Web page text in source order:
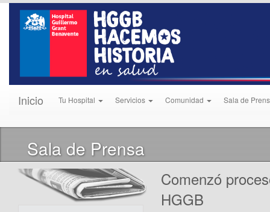
Inicio Tu Hospital Servicios Comunidad Sala de
Sala de Prensa
Comenzó
HGGB